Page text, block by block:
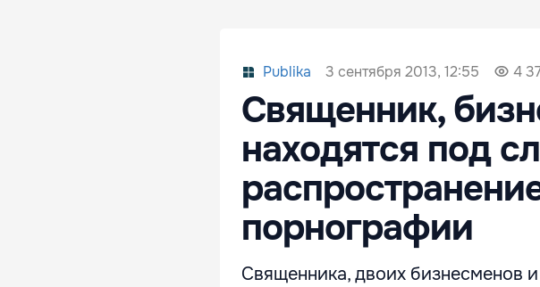
Publika 3 сентября 2013, 12:55 4
Священник,
находятся под
порнографии
Священника, двоих бизнесменов